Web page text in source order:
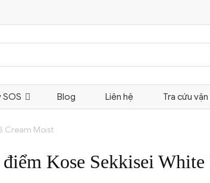
SOS Blog Liên hệ Tra cứu
Cream Moist
Kose Sekkisei White